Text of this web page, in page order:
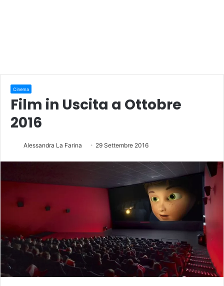
Cinema
Film in Uscita a Ottobre
2016
Alessandra La Farina 29 Settembre 2016